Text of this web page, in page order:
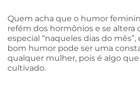
Quem acha que o humor
refém dos hormônios e se altera
especial “naqueles dias do mês”,
bom humor pode ser uma
qualquer mulher, pois é algo
cultivado.